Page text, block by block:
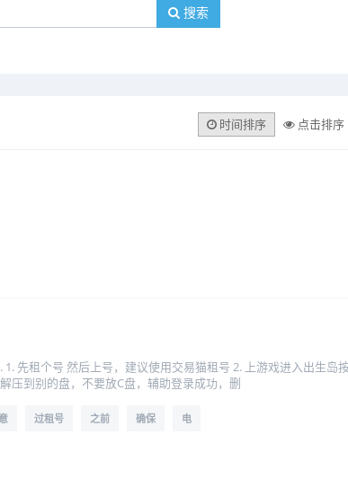
搜索
时间排序 点击排序
先租个号 然后上号，建议使用交易猫租号 2. 上游戏进入出生岛
压到别的盘，不要放C盘，辅助登录成功，删
过租号 之前 确保 电